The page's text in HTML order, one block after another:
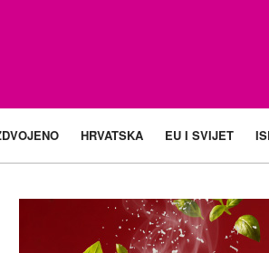
HRVATSKA EU I SVIJET